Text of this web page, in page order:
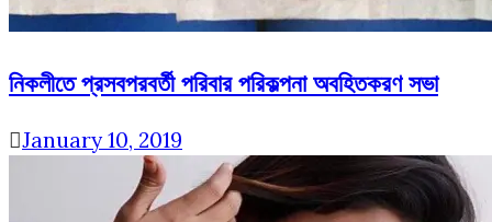
নিকলীতে প্রসবপরবর্তী পরিবার পরিকল্পনা অবহিতকরণ সভা
January 10, 2019